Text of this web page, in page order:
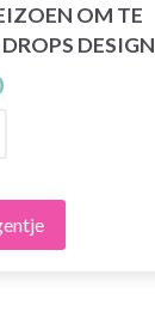
OM TE
DESIGN